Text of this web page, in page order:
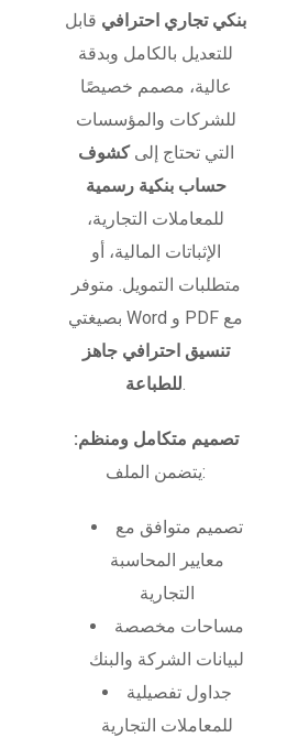
بنكي تجاري احترافي قابل
للتعديل بالكامل وبدقة
عالية، مصمم خصيصًا
للشركات والمؤسسات
التي تحتاج إلىكشوف
حساب بنكية رسمية
للمعاملات التجارية،
الإثباتات المالية، أو
متطلبات التمويل. متوفر
بصيغتي Word و PDF مع
تنسيق احترافي جاهز
للطباعة.
تصميم متكامل ومنظم:
يتضمن الملف:
تصميم متوافق مع
معايير المحاسبة
التجارية
مساحات مخصصة
لبيانات الشركة والبنك
جداول تفصيلية
للمعاملات التجارية